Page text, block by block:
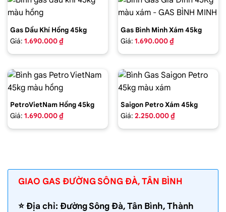
Gas Dầu Khí Hồng 45kg
Giá: 1.690.000 ₫
Gas Bình Minh Xám 45kg
Giá: 1.690.000 ₫
PetroVietNam Hồng 45kg
Giá: 1.690.000 ₫
Saigon Petro Xám 45kg
Giá: 2.250.000 ₫
GIAO GAS ĐƯỜNG SÔNG ĐÀ, TÂN BÌNH
⭐️ Địa chỉ: Đường Sông Đà, Tân Bình, Thành